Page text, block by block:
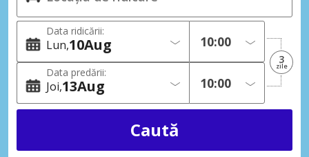
Data ridicării:
Lun 10Aug
Data predării:
Joi 13Aug
3
zile